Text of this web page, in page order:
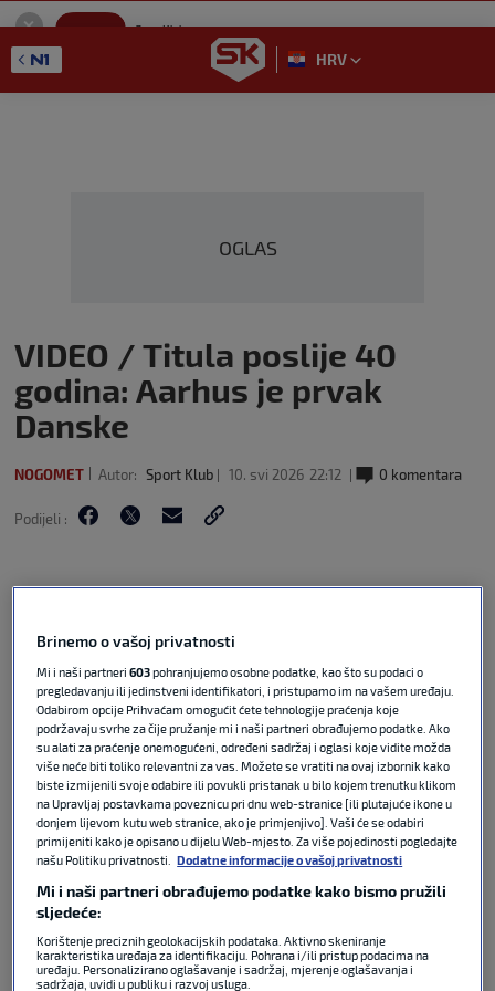
SportKlub
GET - On the Google Play
HRV
OGLAS
VIDEO / Titula poslije 40
godina: Aarhus je prvak
Danske
NOGOMET Autor: Sport Klub 10. svi 2026 22:12 0 komentara
Podijeli :
Nogometaši AGF Aarhusa osigurali su naslov
prvaka Danske kolo prije kraja prvenstva
zahvaljujući 2-0 gostujućoj pobjedi protiv
Brondbyja uz 0-0 remi drugoplasiranog
Midtjyllanda kod Nordsjaellanda u nedjelju.
Pobjedom protiv Brondbyja AGF je stigao do učinka
od 64 boda te je postao nedostižan za drugi
Brinemo o vašoj privatnosti
Mi i naši partneri603pohranjujemo osobne podatke, kao što su podaci o
pregledavanju ili jedinstveni identifikatori, i pristupamo im na vašem uređaju.
Odabirom opcije Prihvaćam omogućit ćete tehnologije praćenja koje
podržavaju svrhe za čije pružanje mi i naši partneri obrađujemo podatke. Ako
su alati za praćenje onemogućeni, određeni sadržaj i oglasi koje vidite možda
više neće biti toliko relevantni za vas. Možete se vratiti na ovaj izbornik kako
biste izmijenili svoje odabire ili povukli pristanak u bilo kojem trenutku klikom
na Upravljaj postavkama poveznicu pri dnu web-stranice [ili plutajuće ikone u
donjem lijevom kutu web stranice, ako je primjenjivo]. Vaši će se odabiri
primijeniti kako je opisano u dijelu Web-mjesto. Za više pojedinosti pogledajte
našu Politiku privatnosti.
Dodatne informacije o vašoj privatnosti
Mi i naši partneri obrađujemo podatke kako bismo pružili
sljedeće:
Korištenje preciznih geolokacijskih podataka. Aktivno skeniranje
karakteristika uređaja za identifikaciju. Pohrana i/ili pristup podacima na
uređaju. Personalizirano oglašavanje i sadržaj, mjerenje oglašavanja i
sadržaja, uvidi u publiku i razvoj usluga.